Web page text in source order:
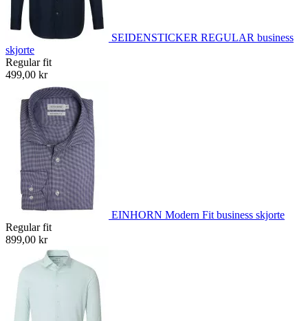
SEIDENSTICKER REGULAR business
skjorte
Regular fit
499,00 kr
EINHORN Modern Fit business skjorte
Regular fit
899,00 kr